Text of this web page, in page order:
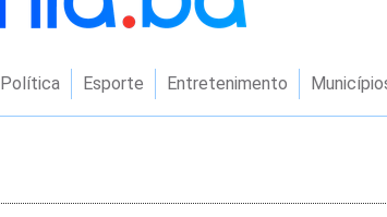
Política Esporte Entretenimento